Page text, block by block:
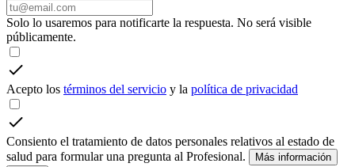
Solo lo usaremos para notificarte la respuesta. No será visible
públicamente.
Acepto los términos del servicio y la política de privacidad
Consiento el tratamiento de datos personales relativos al estado de
salud para formular una pregunta al Profesional.
Más información